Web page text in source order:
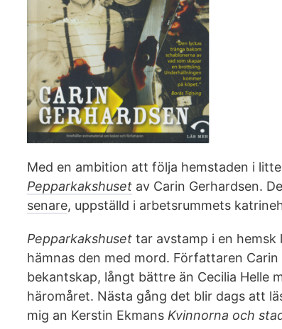
Med en ambition att följa hemstaden i
Pepparkakshuset av Carin Gerhardsen.
senare, uppställd i arbetsrummets
Pepparkakshuset tar avstamp i en hemsk
hämnas den med mord. Författaren
bekantskap, långt bättre än Cecilia Helle
häromåret. Nästa gång det blir dags att
mig an Kerstin Ekmans Kvinnorna och